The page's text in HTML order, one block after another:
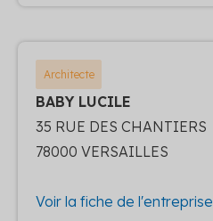
Architecte
BABY LUCILE
35 RUE DES CHANTIERS
78000 VERSAILLES
Voir la fiche de l'entreprise